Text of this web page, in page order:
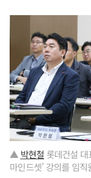
▲ 박현철 롯데건설 대
마인드셋’ 강의를 임